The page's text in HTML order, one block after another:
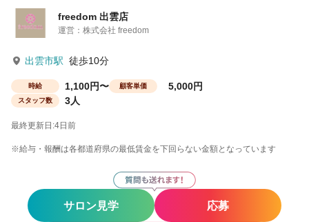
freedom 出雲店
運営：株式会社 freedom
出雲市駅 徒歩10分
時給 1,100円〜 顧客単価 5,000円
スタッフ数 3人
最終更新日:4日前
※給与・報酬は各都道府県の最低賃金を下回らない金額となっています
サロン見学 応募